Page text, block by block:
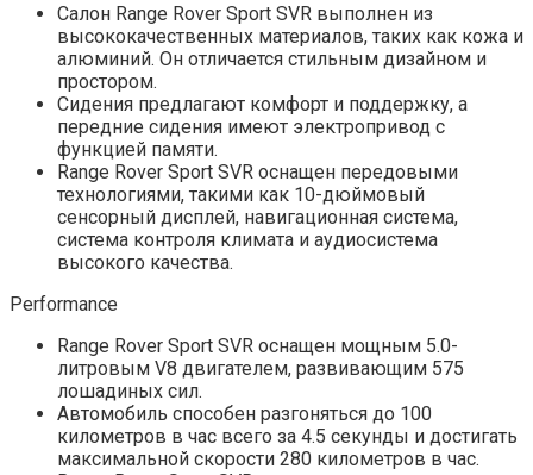
Салон Range Rover Sport SVR выполнен из
высококачественных материалов, таких как кожа и
алюминий. Он отличается стильным дизайном и
простором.
Сидения предлагают комфорт и поддержку, а
передние сидения имеют электропривод с
функцией памяти.
Range Rover Sport SVR оснащен передовыми
технологиями, такими как 10-дюймовый
сенсорный дисплей, навигационная система,
система контроля климата и аудиосистема
высокого качества.
Performance
Range Rover Sport SVR оснащен мощным 5.0-
литровым V8 двигателем, развивающим 575
лошадиных сил.
Автомобиль способен разгоняться до 100
километров в час всего за 4.5 секунды и достигать
максимальной скорости 280 километров в час.